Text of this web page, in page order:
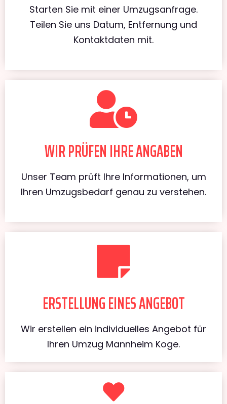
Starten Sie mit einer Umzugsanfrage.
Teilen Sie uns Datum, Entfernung und
Kontaktdaten mit.
WIR PRÜFEN IHRE ANGABEN
Unser Team prüft Ihre Informationen, um
Ihren Umzugsbedarf genau zu verstehen.
ERSTELLUNG EINES ANGEBOT
Wir erstellen ein individuelles Angebot für
Ihren Umzug Mannheim Koge.